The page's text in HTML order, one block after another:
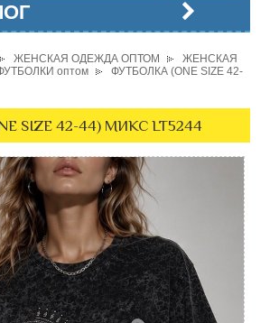
ЖЕНСКАЯ ОДЕЖДА ОПТОМ
ЖЕНСКАЯ
оптом
ФУТБОЛКА (ONE SIZE 42-
SIZE 42-44) МИКС LT5244